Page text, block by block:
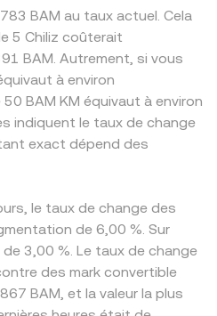
BAM au taux actuel. Cela
5 Chiliz coûterait
BAM. Autrement, si vous
à environ
BAM KM équivaut à environ
indiquent le taux de change
exact dépend des
le taux de change des
de 6,00 %. Sur
3,00 %. Le taux de change
des mark convertible
BAM, et la valeur la plus